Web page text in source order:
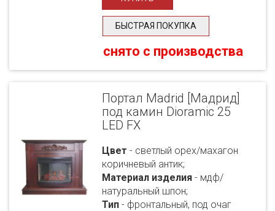
БЫСТРАЯ ПОКУПКА
снято с производства
Портал Madrid [Мадрид]
под камин Dioramic 25
LED FX
Цвет - светлый орех/махагон
коричневый антик;
Материал изделия - мдф/
натуральный шпон;
Тип - фронтальный, под очаг